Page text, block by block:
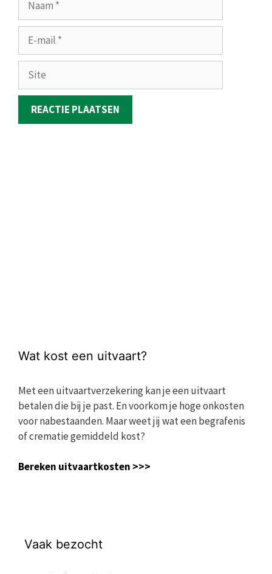
mail
Site
Wat kost een uitvaart?
Met een uitvaartverzekering kan je een uitvaart
betalen die bij je past. En voorkom je hoge onkosten
voor nabestaanden. Maar weet jij wat een begrafenis
of crematie gemiddeld kost?
Bereken uitvaartkosten >>>
Vaak bezocht